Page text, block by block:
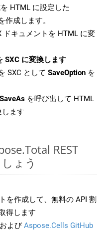
HTML に設定した
作成します。
ドキュメントを HTML に変
SXC に変換します
SXC として SaveOption を
を呼び出して HTML
ます
REST
ょう
を作成して、無料の API 割
得します
およびAspose.Cells GitHub